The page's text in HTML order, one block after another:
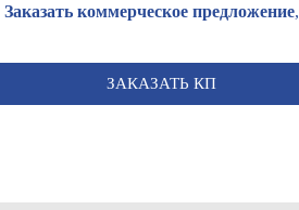
Заказать коммерческое предложение,
ЗАКАЗАТЬ КП